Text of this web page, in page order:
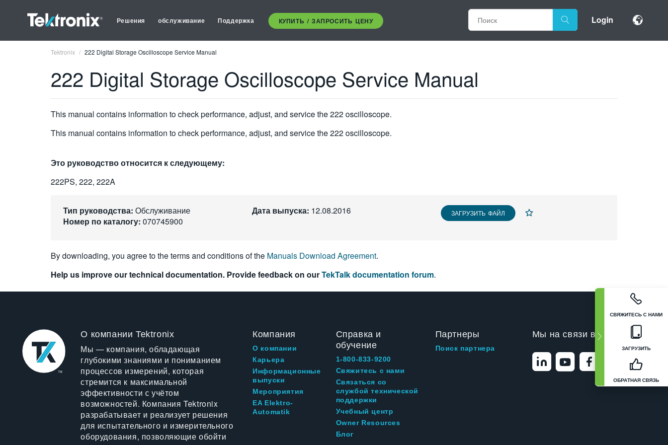
Решения обслуживание Поддержка КУПИТЬ / ЗАПРОСИТЬ ЦЕНУ Login
СВЯЖИТЕСЬ С НАМИ
ЗАГРУЗИТЬ
ОБРАТНАЯ СВЯЗЬ
Tektronix 222 Digital Storage Oscilloscope Service Manual
222 Digital Storage Oscilloscope Service Manual
This manual contains information to check performance, adjust, and service the 222 oscilloscope.
This manual contains information to check performance, adjust, and service the 222 oscilloscope.
Это руководство относится к следующему:
222PS, 222, 222A
Тип руководства: Обслуживание
Номер по каталогу: 070745900
Дата выпуска: 12.08.2016 ЗАГРУЗИТЬ ФАЙЛ
By downloading, you agree to the terms and conditions of the Manuals Download Agreement.
Help us improve our technical documentation. Provide feedback on ourTekTalk documentation forum.
О компании Tektronix
Мы — компания, обладающая
глубокими знаниями и пониманием
процессов измерений, которая
стремится к максимальной
эффективности с учётом
возможностей. Компания Tektronix
разрабатывает и реализует решения
для испытательного и измерительного
оборудования, позволяющие обойти
Компания
О компании
Карьера
Информационные
выпуски
Мероприятия
EA Elektro-
Automatik
Справка и
обучение
1-800-833-9200
Свяжитесь с нами
Связаться со
службой технической
поддержки
Учебный центр
Owner Resources
Блог
Партнеры
Поиск партнера
Мы на связи в